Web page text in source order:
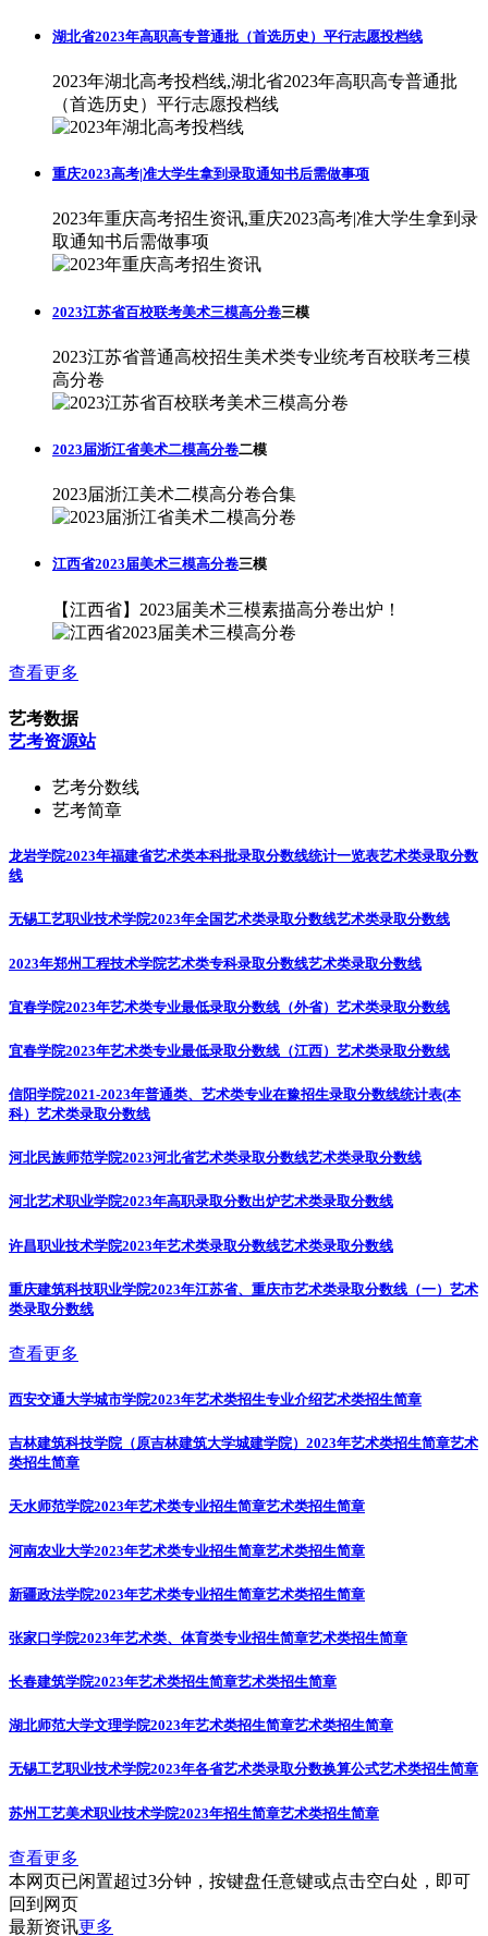
湖北省2023年高职高专普通批（首选历史）平行志愿投档线
2023年湖北高考投档线,湖北省2023年高职高专普通批
（首选历史）平行志愿投档线
重庆2023高考|准大学生拿到录取通知书后需做事项
2023年重庆高考招生资讯,重庆2023高考|准大学生拿到录
取通知书后需做事项
2023江苏省百校联考美术三模高分卷三模
2023江苏省普通高校招生美术类专业统考百校联考三模
高分卷
2023届浙江省美术二模高分卷二模
2023届浙江美术二模高分卷合集
江西省2023届美术三模高分卷三模
【江西省】2023届美术三模素描高分卷出炉！
查看更多
艺考数据
艺考资源站
艺考分数线
艺考简章
龙岩学院2023年福建省艺术类本科批录取分数线统计一览表艺术类录取分数
线
无锡工艺职业技术学院2023年全国艺术类录取分数线艺术类录取分数线
2023年郑州工程技术学院艺术类专科录取分数线艺术类录取分数线
宜春学院2023年艺术类专业最低录取分数线（外省） 艺术类录取分数线
宜春学院2023年艺术类专业最低录取分数线（江西） 艺术类录取分数线
信阳学院2021-2023年普通类、艺术类专业在豫招生录取分数线统计表(本
科） 艺术类录取分数线
河北民族师范学院2023河北省艺术类录取分数线艺术类录取分数线
河北艺术职业学院2023年高职录取分数出炉艺术类录取分数线
许昌职业技术学院2023年艺术类录取分数线艺术类录取分数线
重庆建筑科技职业学院2023年江苏省、重庆市艺术类录取分数线（一） 艺术
类录取分数线
查看更多
西安交通大学城市学院2023年艺术类招生专业介绍艺术类招生简章
吉林建筑科技学院（原吉林建筑大学城建学院）2023年艺术类招生简章艺术
类招生简章
天水师范学院2023年艺术类专业招生简章艺术类招生简章
河南农业大学2023年艺术类专业招生简章艺术类招生简章
新疆政法学院2023年艺术类专业招生简章艺术类招生简章
张家口学院2023年艺术类、体育类专业招生简章艺术类招生简章
长春建筑学院2023年艺术类招生简章艺术类招生简章
湖北师范大学文理学院2023年艺术类招生简章艺术类招生简章
无锡工艺职业技术学院2023年各省艺术类录取分数换算公式艺术类招生简章
苏州工艺美术职业技术学院2023年招生简章艺术类招生简章
查看更多
本网页已闲置超过3分钟，按键盘任意键或点击空白处，即可
回到网页
最新资讯更多